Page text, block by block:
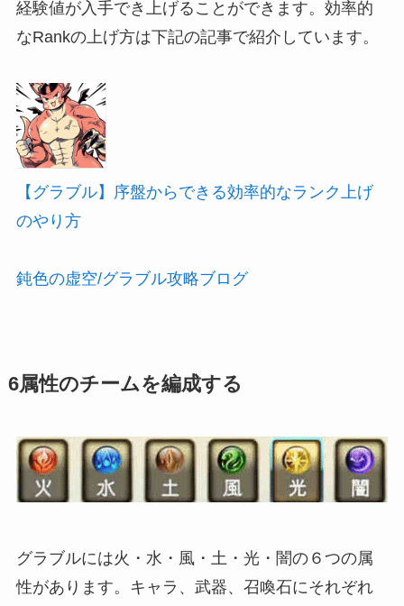
経験値が入手でき上げることができます。効率的
なRankの上げ方は下記の記事で紹介しています。
【グラブル】序盤からできる効率的なランク上げ
のやり方
鈍色の虚空/グラブル攻略ブログ
6属性のチームを編成する
グラブルには火・水・風・土・光・闇の６つの属
性があります。キャラ、武器、召喚石にそれぞれ